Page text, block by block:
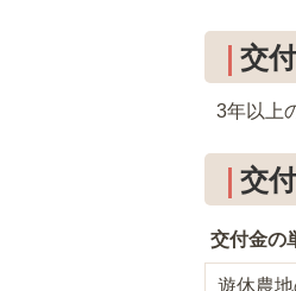
交
3年以上
交
交付金の
遊休農